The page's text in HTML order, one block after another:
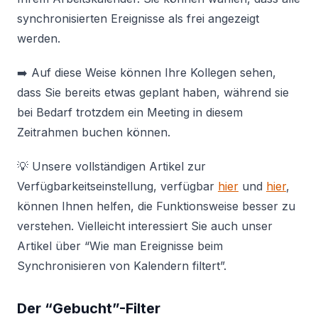
synchronisierten Ereignisse als frei angezeigt
werden.
➡️ Auf diese Weise können Ihre Kollegen sehen,
dass Sie bereits etwas geplant haben, während sie
bei Bedarf trotzdem ein Meeting in diesem
Zeitrahmen buchen können.
💡 Unsere vollständigen Artikel zur
Verfügbarkeitseinstellung, verfügbar hier und hier,
können Ihnen helfen, die Funktionsweise besser zu
verstehen. Vielleicht interessiert Sie auch unser
Artikel über “Wie man Ereignisse beim
Synchronisieren von Kalendern filtert”.
Der “Gebucht”-Filter